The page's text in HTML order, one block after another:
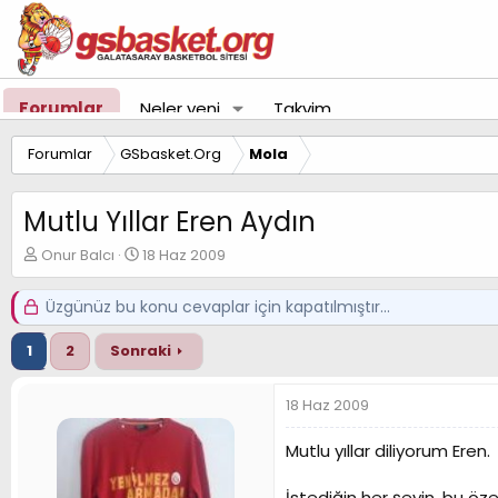
Forumlar Neler yeni Takvim
Forumlar GSbasket.Org Mola
Mutlu Yıllar Eren Aydın
K
o
n
u
y
B
Onur Balcı
B
a
ş
l
a
n
g
ç
t
r
18 Haz 2009
Üzgünüz bu konu cevaplar için kapatılmıştır...
1 2 Sonraki
18 Haz 2009
Mutlu yıllar diliyorum Eren.